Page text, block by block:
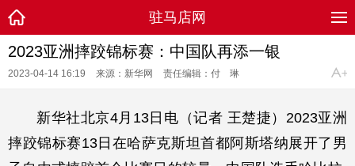
驻马店网
2023亚洲摔跤锦标赛：中国队再添一银
2023-04-14 16:19 来源：新华网 责任编辑：付 琳
新华社北京4月13日电（记者 王楚捷）2023亚洲
摔跤锦标赛13日在哈萨克斯坦首都阿斯塔纳展开了男